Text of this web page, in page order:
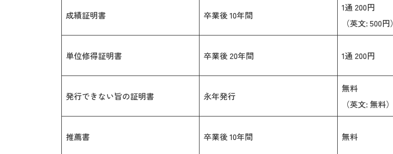
成績証明書 卒業後 10年間
1通 200円
（英文: 500円）
単位修得証明書 卒業後 20年間 1通 200円
発行できない旨の証明書 永年発行
無料
（英文: 無料）
推薦書 卒業後 10年間 無料